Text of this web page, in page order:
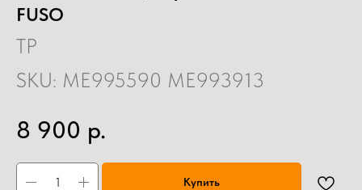
FUSO
TP
SKU: ME995590 ME993913
8 900 р.
Купить